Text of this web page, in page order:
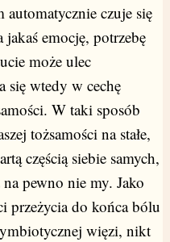
automatycznie czuje się
emocję, potrzebę
może ulec
się wtedy w cechę
W taki sposób
tożsamości na stałe,
częścią siebie samych,
pewno nie my. Jako
przeżycia do końca bólu
więzi, nikt